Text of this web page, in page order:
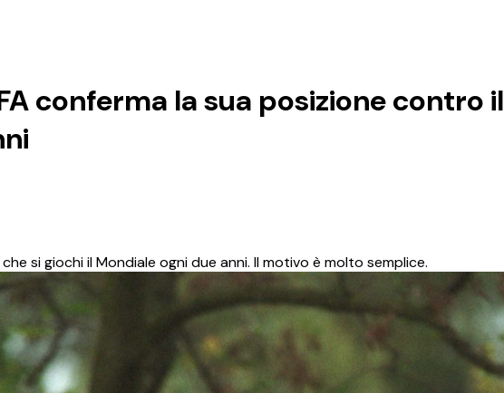
conferma la sua posizione contro il
si giochi il Mondiale ogni due anni. Il motivo è molto semplice.